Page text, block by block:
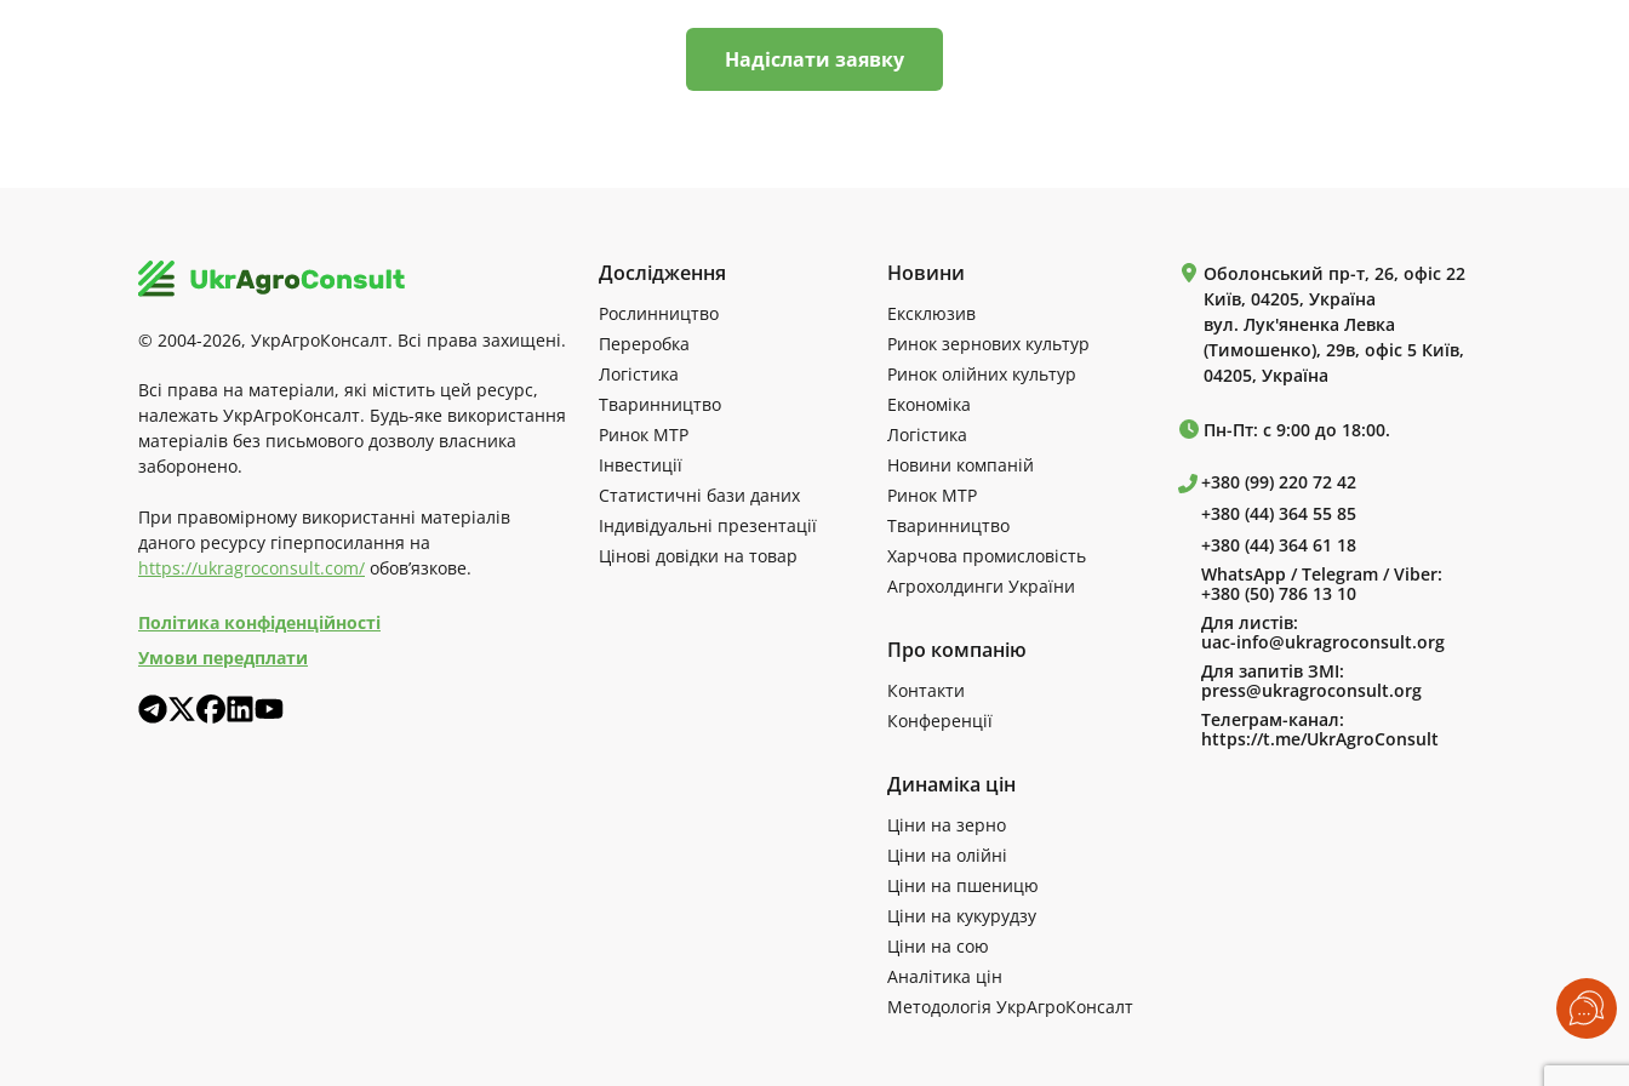
Надіслати заявку
© 2004-2026, УкрАгроКонсалт. Всі права захищені.
Всі права на матеріали, які містить цей ресурс,
належать УкрАгроКонсалт. Будь-яке використання
матеріалів без письмового дозволу власника
заборонено.
При правомірному використанні матеріалів
даного ресурсу гіперпосилання на
https://ukragroconsult.com/ обов’язкове.
Політика конфіденційності
Умови передплати
Дослідження
Рослинництво
Переробка
Логістика
Тваринництво
Ринок МТР
Інвестиції
Статистичні бази даних
Індивідуальні презентації
Цінові довідки на товар
Новини
Ексклюзив
Ринок зернових культур
Ринок олійних культур
Економіка
Логістика
Новини компаній
Ринок МТР
Тваринництво
Харчова промисловість
Агрохолдинги України
Про компанію
Контакти
Конференції
Динаміка цін
Ціни на зерно
Ціни на олійні
Ціни на пшеницю
Ціни на кукурудзу
Ціни на сою
Аналітика цін
Методологія УкрАгроКонсалт
Оболонський пр-т, 26, офіс 22
Київ, 04205, Україна
вул. Лук'яненка Левка
(Тимошенко), 29в, офіс 5 Київ,
04205, Україна
Пн-Пт: с 9:00 до 18:00.
+380 (99) 220 72 42
+380 (44) 364 55 85
+380 (44) 364 61 18
WhatsApp / Telegram / Viber:
+380 (50) 786 13 10
Для листів:
uac-info@ukragroconsult.org
Для запитів ЗМІ:
press@ukragroconsult.org
Телеграм-канал:
https://t.me/UkrAgroConsult